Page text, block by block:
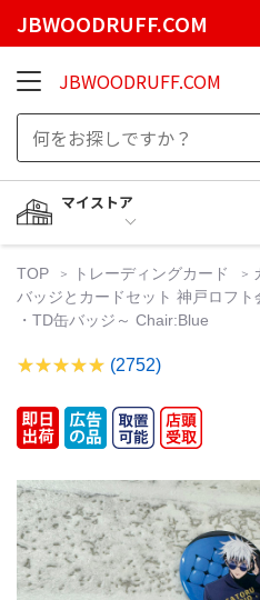
JBWOODRUFF.COM
JBWOODRUFF.COM
マイストア
TOP トレーディングカード
バッジとカードセット 神戸ロフ
・TD缶バッジ～ Chair:Blue
(2752)